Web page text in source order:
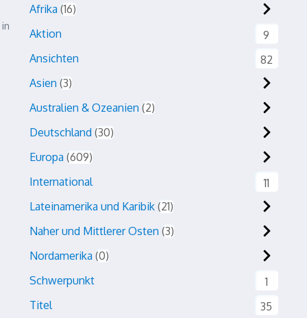
Afrika 16
Aktion
9
Ansichten
82
Asien 3
Australien & Ozeanien 2
Deutschland 30
Europa 609
International
11
Lateinamerika und Karibik 21
Naher und Mittlerer Osten 3
Nordamerika 0
Schwerpunkt
1
Titel
35